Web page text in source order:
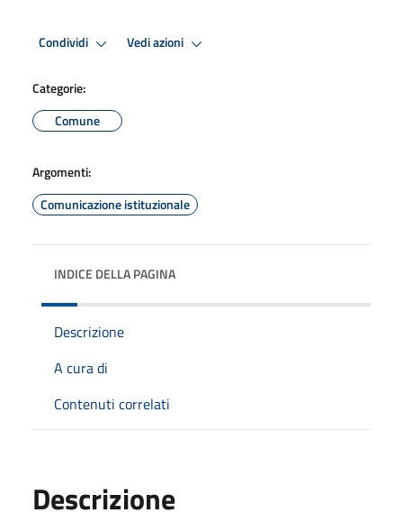
Condividi Vedi azioni
Categorie:
Comune
Argomenti:
Comunicazione istituzionale
INDICE DELLA PAGINA
Descrizione
A cura di
Contenuti correlati
Descrizione